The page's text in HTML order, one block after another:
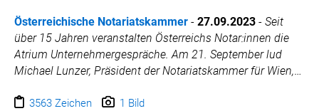
Österreichische Notariatskammer - 27.09.2023 - Seit
über 15 Jahren veranstalten Österreichs Notar:innen die
Atrium Unternehmergespräche. Am 21. September lud
Michael Lunzer, Präsident der Notariatskammer für Wien,
Scheiblhofer in Andau. Das Thema der Veranstaltung mit
3563 Zeichen 1 Bild